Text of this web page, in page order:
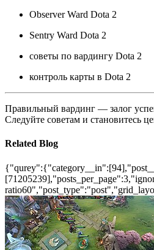
Observer Ward Dota 2
Sentry Ward Dota 2
советы по вардингу Dota 2
контроль карты в Dota 2
Правильный вардинг — залог
Следуйте советам и становитесь
Related Blog